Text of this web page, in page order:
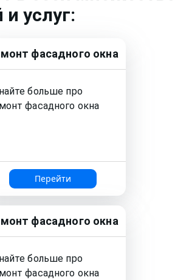
услуг:
фасадного окна
больше про
фасадного окна
Перейти
фасадного окна
больше про
фасадного окна